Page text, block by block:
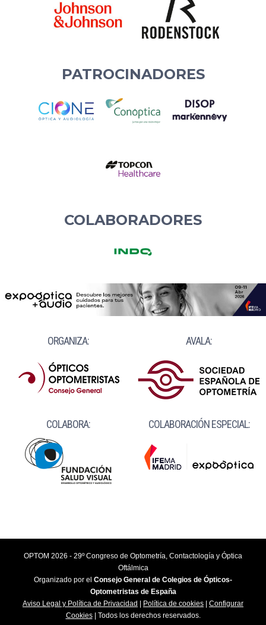
PATROCINADORES
COLABORADORES
ORGANIZA: AVALA:
COLABORA: COLABORACIÓN ESPECIAL:
OPTOM 2026 - 29º Congreso de Optometría, Contactología y Óptica
Oftálmica
Organizado por el Consejo General de Colegios de Ópticos-
Optometristas de España
Aviso Legal y Política de Privacidad
Política de cookies
Configurar
Cookies| Todos los derechos reservados.